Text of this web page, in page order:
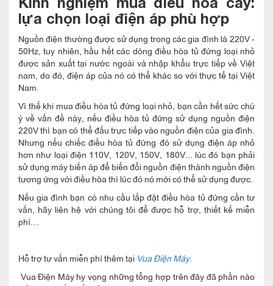
lựa chọn loại điện áp phù hợp
Nguồn điện thường được sử dụng trong các gia đình là 220V -
50Hz, tuy nhiên, hầu hết các dòng điều hòa tủ đứng loại nhỏ
được sản xuất tại nước ngoài và nhập khẩu trực tiếp về Việt
nam, do đó, điện áp của nó có thể khác so với thực tế tại Việt
Nam.
Vì thế khi mua điều hòa tủ đứng loại nhỏ, bạn cần hết sức chú
ý về vấn đề này, nếu điều hòa tủ đứng sử dụng nguồn điện
220V thì bạn có thể đấu trực tiếp vào nguồn điện của gia đình.
Nhưng nếu chiếc điều hòa tủ đứng đó sử dụng điện áp nhỏ
hơn như loại điện 110V, 120V, 150V, 180V... lúc đó bạn phải
sử dụng máy biến áp để biến đổi nguồn điện thành nguồn điện
tương ứng với điều hòa thì lúc đó nó mới có thể sử dụng được.
Nếu gia đình bạn có nhu cầu lắp đặt điều hòa tủ đứng cần tư
vấn, hãy liên hệ với chúng tôi để được hỗ trợ, thiết kế miễn
phí…
Hỗ trợ tư vấn miễn phí thêm tại Vua Điện Máy.
Vua Điện Máy hy vọng những tổng hợp trên đây đã phần nào